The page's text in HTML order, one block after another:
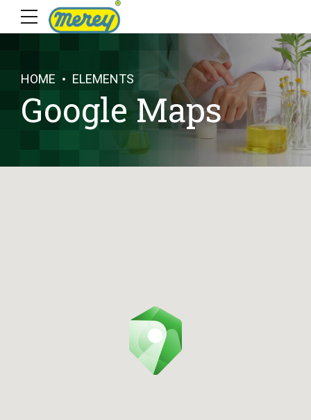
HOME ELEMENTS
Google Maps